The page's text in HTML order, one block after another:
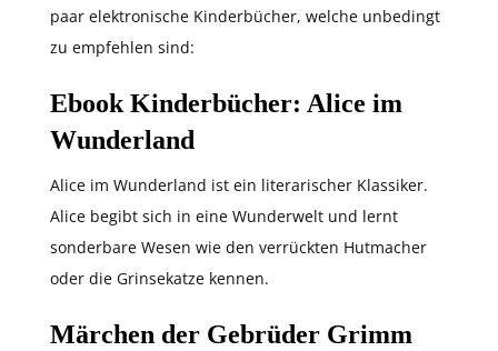
paar elektronische Kinderbücher, welche unbedingt
zu empfehlen sind:
Ebook Kinderbücher: Alice im
Wunderland
Alice im Wunderland ist ein literarischer Klassiker.
Alice begibt sich in eine Wunderwelt und lernt
sonderbare Wesen wie den verrückten Hutmacher
oder die Grinsekatze kennen.
Märchen der Gebrüder Grimm